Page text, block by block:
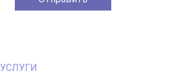
Primary
УСЛУГИ